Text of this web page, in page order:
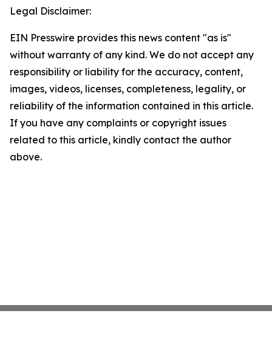
Legal Disclaimer:
EIN Presswire provides this news content "as is"
without warranty of any kind. We do not accept any
responsibility or liability for the accuracy, content,
images, videos, licenses, completeness, legality, or
reliability of the information contained in this article.
If you have any complaints or copyright issues
related to this article, kindly contact the author
above.